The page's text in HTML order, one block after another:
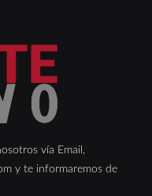
vía Email,
y te informaremos de